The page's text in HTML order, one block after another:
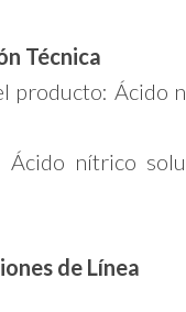
Técnica
producto: Ácido
Ácido nítrico
de Línea